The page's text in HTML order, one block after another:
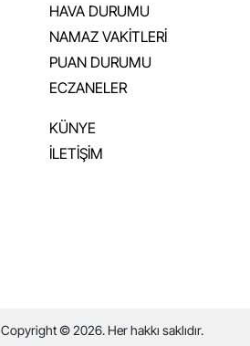
HAVA DURUMU
NAMAZ VAKİTLERİ
PUAN DURUMU
ECZANELER
KÜNYE
İLETİŞİM
Copyright © 2026. Her hakkı saklıdır.